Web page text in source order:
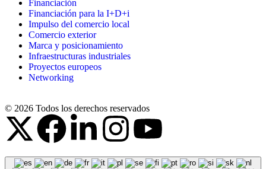
Financiación
Financiación para la I+D+i
Impulso del comercio local
Comercio exterior
Marca y posicionamiento
Infraestructuras industriales
Proyectos europeos
Networking
© 2026 Todos los derechos reservados